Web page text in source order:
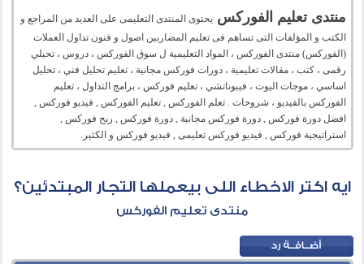
منتدى تعليم الفوركس يحتوى المنتدى التعليمى على العديد من المراجع و
الكتب و المؤلفات التى تساهم فى تعليم المضاربين اصول و فنون تداول العملات
(الفوركس) منتدى الفوركس ، المواد التعليمية ل سوق الفوركس ، دروس ، تحيلي
رقمى ، كتب ، مقالات تعليمية ، دورات فوركس مجانية ، تعليم تحليل فني ، تحليل
اساسي ، موجات اليوت ، فيبوناتشي ، تعليم فوركس ، برامج التداول ، تعليم
الفوركس بالفيديو ، شروحات . تعلم الفوركس , تعليم الفوركس , فيديو فوركس ,
افضل دورة فوركس , دورة فوركس مجانية , دورة فوركس , ربح فوركس ,
استراتيجية فوركس , فيديو فوركس تعليمى , فيديو فوركس و الكثير.
ايه اكتر الاخطاء اللى بيعملها التجار المبتدئين؟
منتدى تعليم الفوركس